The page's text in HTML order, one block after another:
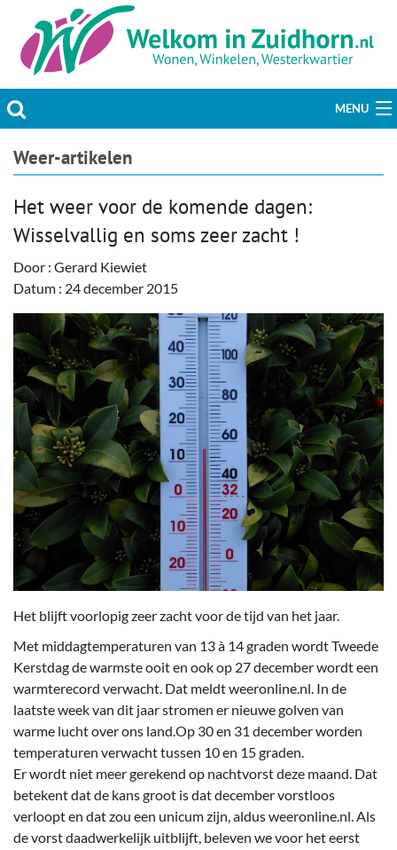
MENU
Actueel
Welzijn & Maatschappij
Bedrijven
Prikbord & Aanbiedingen
Plaats bericht
Weer-artikelen
Het weer voor de komende dagen:
Wisselvallig en soms zeer zacht !
Door : Gerard Kiewiet
Datum : 24 december 2015
Het blijft voorlopig zeer zacht voor de tijd van het jaar.
Met middagtemperaturen van 13 à 14 graden wordt Tweede
Kerstdag de warmste ooit en ook op 27 december wordt een
warmterecord verwacht. Dat meldt weeronline.nl. In de
laatste week van dit jaar stromen er nieuwe golven van
warme lucht over ons land.Op 30 en 31 december worden
temperaturen verwacht tussen 10 en 15 graden.
Er wordt niet meer gerekend op nachtvorst deze maand. Dat
betekent dat de kans groot is dat december vorstloos
verloopt en dat zou een unicum zijn, aldus weeronline.nl. Als
de vorst daadwerkelijk uitblijft, beleven we voor het eerst